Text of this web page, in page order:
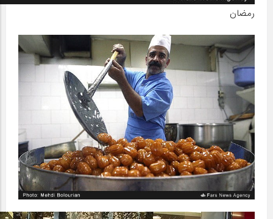
رمضان